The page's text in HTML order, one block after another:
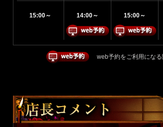
15:00～ 14:00～ 15:00～
web予約をご利用にな